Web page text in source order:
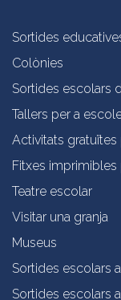
Sortides
Colònies
Sortides escolars
Tallers per a
Activitats
Fitxes imprimibles
Teatre escolar
Visitar una granja
Museus
Sortides escolars
Sortides escolars